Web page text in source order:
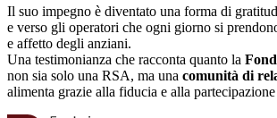
Il suo impegno è diventato una forma di
e verso gli operatori che ogni giorno si
e affetto degli anziani.
Una testimonianza che racconta quanto la
non sia solo una RSA, ma una comunità di
alimenta grazie alla fiducia e alla